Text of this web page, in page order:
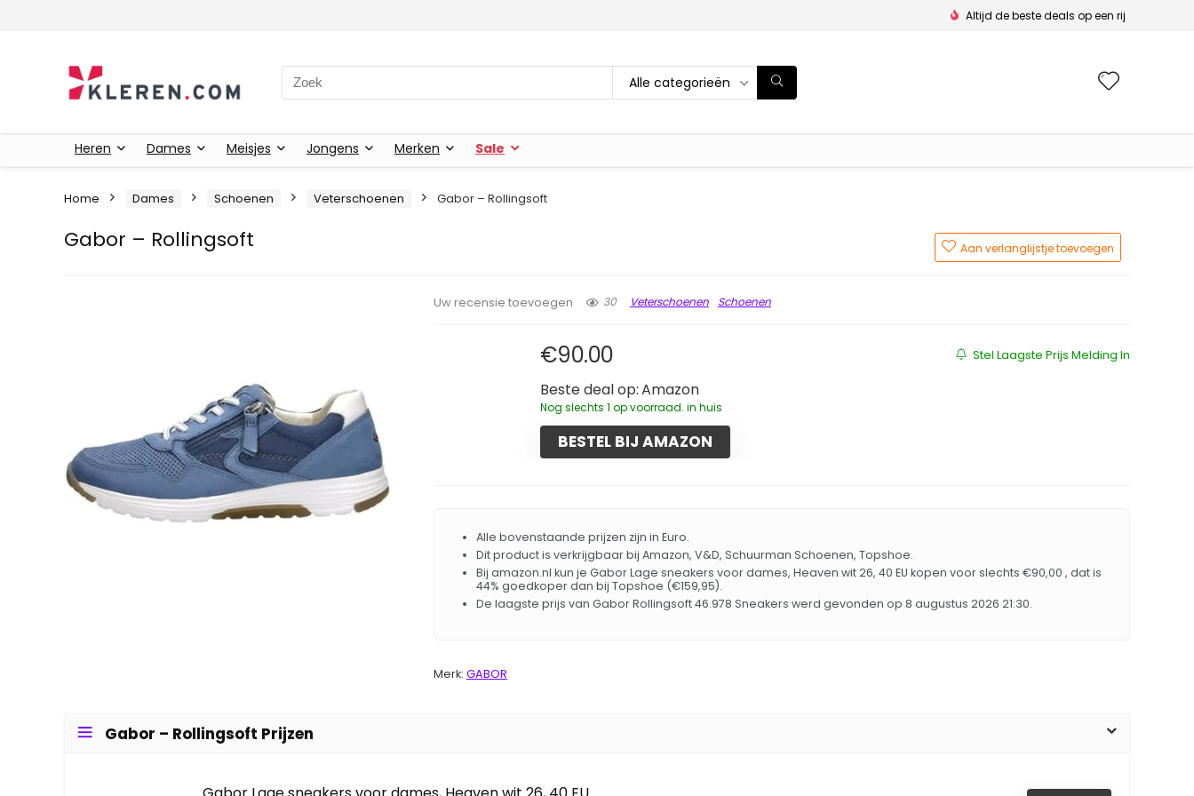
Altijd de beste deals op een rij
Zoeken naar: Alle categorieën
Heren Dames Meisjes Jongens Merken Sale
Home Dames Schoenen Veterschoenen Gabor – Rollingsoft
Gabor – Rollingsoft Aan verlanglijstje toevoegen
Uw recensie toevoegen 30 Veterschoenen Schoenen
Stel Laagste Prijs Melding In
€90.00
Beste deal op: Amazon
Nog slechts 1 op voorraad. in huis
BESTEL BIJ AMAZON
Alle bovenstaande prijzen zijn in Euro.
Dit product is verkrijgbaar bij Amazon, V&D, Schuurman Schoenen, Topshoe.
Bij amazon.nl kun je Gabor Lage sneakers voor dames, Heaven wit 26, 40 EU kopen voor slechts €90,00 , dat is
44% goedkoper dan bij Topshoe (€159,95).
De laagste prijs van Gabor Rollingsoft 46.978 Sneakers werd gevonden op 8 augustus 2026 21:30.
Merk: GABOR
Gabor – Rollingsoft Prijzen